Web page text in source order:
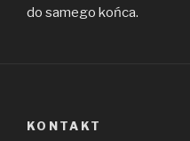
do samego końca.
KONTAKT